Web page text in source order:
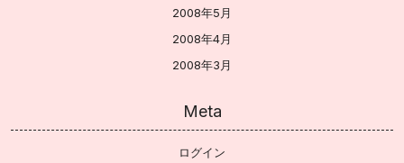
2008年5月
2008年4月
2008年3月
Meta
ログイン